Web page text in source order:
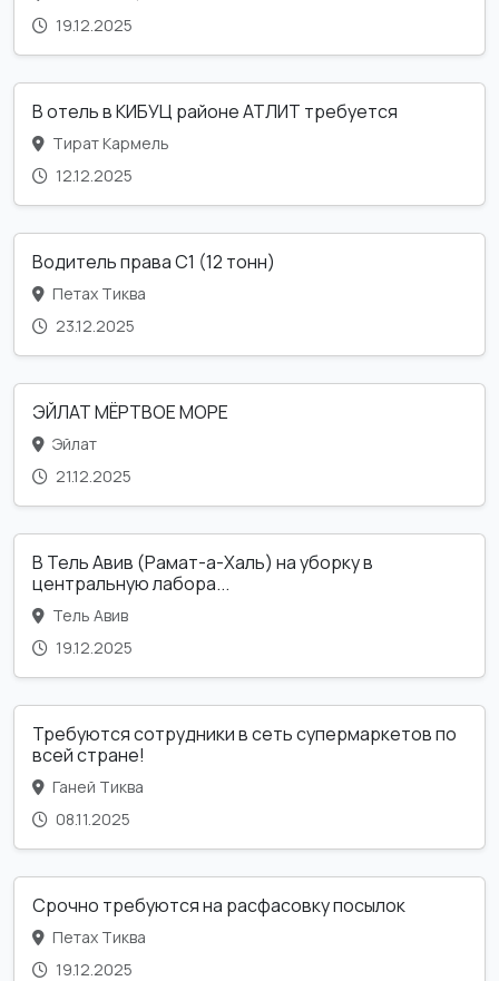
19.12.2025
В отель в КИБУЦ районе АТЛИТ требуется
Тират Кармель
12.12.2025
Водитель права С1 (12 тонн)
Петах Тиква
23.12.2025
ЭЙЛАТ МЁРТВОЕ МОРЕ
Эйлат
21.12.2025
В Тель Авив (Рамат-а-Халь) на уборку в
центральную лабора...
Тель Авив
19.12.2025
Требуются сотрудники в сеть супермаркетов по
всей стране!
Ганей Тиква
08.11.2025
Срочно требуются на расфасовку посылок
Петах Тиква
19.12.2025